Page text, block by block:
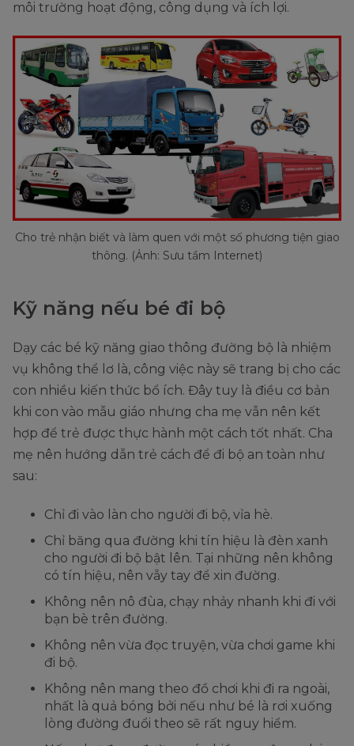
môi trường hoạt động, công dụng và ích lợi.
Cho trẻ nhận biết và làm quen với một số phương tiện giao
thông. (Ảnh: Sưu tầm Internet)
Kỹ năng nếu bé đi bộ
Dạy các bé kỹ năng giao thông đường bộ là nhiệm
vụ không thể lơ là, công việc này sẽ trang bị cho các
con nhiều kiến thức bổ ích. Đây tuy là điều cơ bản
khi con vào mẫu giáo nhưng cha mẹ vẫn nên kết
hợp để trẻ được thực hành một cách tốt nhất. Cha
mẹ nên hướng dẫn trẻ cách để đi bộ an toàn như
sau:
Chỉ đi vào làn cho người đi bộ, vỉa hè.
Chỉ băng qua đường khi tín hiệu là đèn xanh
cho người đi bộ bật lên. Tại những nên không
có tín hiệu, nên vẫy tay để xin đường.
Không nên nô đùa, chạy nhảy nhanh khi đi với
bạn bè trên đường.
Không nên vừa đọc truyện, vừa chơi game khi
đi bộ.
Không nên mang theo đồ chơi khi đi ra ngoài,
nhất là quả bóng bởi nếu như bé là rơi xuống
lòng đường đuổi theo sẽ rất nguy hiểm.